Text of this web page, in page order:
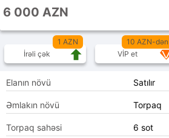
6 000 AZN
1 AZN
İrəli çək
10 AZN-dən
VİP et
Elanın növü Satılır
Əmlakın növü Torpaq
Torpaq sahəsi 6 sot